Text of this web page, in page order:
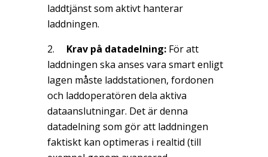
laddtjänst som aktivt hanterar
laddningen.
Krav på datadelning: För att
laddningen ska anses vara smart enligt
lagen måste laddstationen, fordonen
och laddoperatören dela aktiva
dataanslutningar. Det är denna
datadelning som gör att laddningen
faktiskt kan optimeras i realtid (till